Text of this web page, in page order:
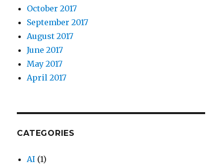
October 2017
September 2017
August 2017
June 2017
May 2017
April 2017
CATEGORIES
AI (1)